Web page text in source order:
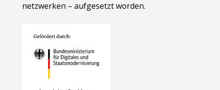
netzwerken – aufgesetzt worden.